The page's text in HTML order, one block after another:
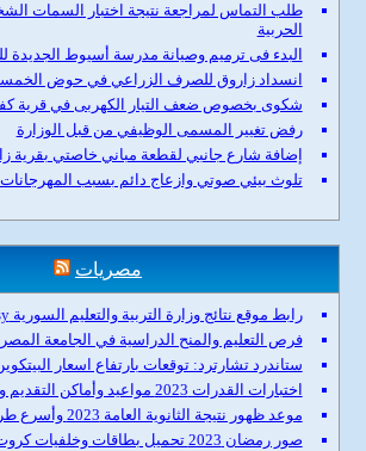
طلب التماس لمراجعة نتيجة اختبار السمات
الحربية
البدء فى ترميم وصيانة مدرسة أسيوط الجديدة
انسداد زاروق للصرف الزراعي في حوض
شكوى بخصوص ضعف التيار الكهربى في قرية
رفض تغيير المسمى الوظيفي من قبل الوزارة
إضافة شارع جانبي لقطعة مباني خاصتي بقرية
تلوث بيئي صوتي وازعاج دائم بسبب
مصريات
رابط موقع نتائج وزارة التربية والتعليم السورية moed.gov.sy
فرص التعليم والمنح الدراسية في الجامعة
ستاندرد تشارترد: توقعات بارتفاع اسعار البيتكوين إلى 120
اختبارات القدرات 2023 مواعيد وأماكن التقديم والكليات المتاحة
موعد ظهور نتيجة الثانوية العامة 2023 وأسرع طرق معرفتها الآن
صور رمضان 2023 تحميل بطاقات وخلفيات كروت رمضانية جديدة جدًا